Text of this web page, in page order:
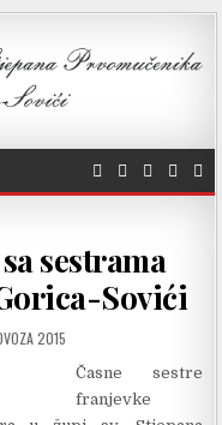
sestrama
Sovići
DATE:2015
Časne sestre
franjevke